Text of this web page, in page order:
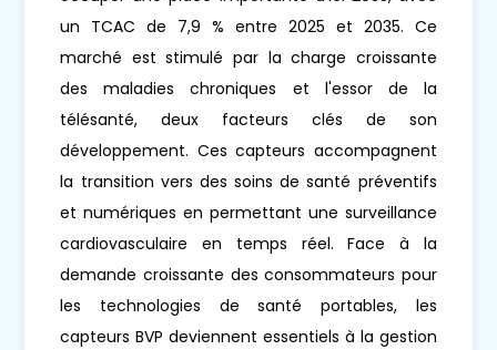
un TCAC de 7,9 % entre 2025 et 2035. Ce
marché est stimulé par la charge croissante
des maladies chroniques et l'essor de la
télésanté, deux facteurs clés de son
développement. Ces capteurs accompagnent
la transition vers des soins de santé préventifs
et numériques en permettant une surveillance
cardiovasculaire en temps réel. Face à la
demande croissante des consommateurs pour
les technologies de santé portables, les
capteurs BVP deviennent essentiels à la gestion